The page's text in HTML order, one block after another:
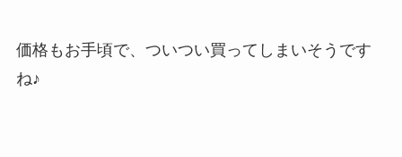
価格もお手頃で、ついつい買ってしまいそうです
ね♪